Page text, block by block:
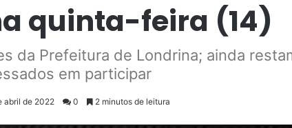
quinta-feira (14)
da Prefeitura de Londrina; ainda
em participar
abril de 2022 0 2 minutos de leitura